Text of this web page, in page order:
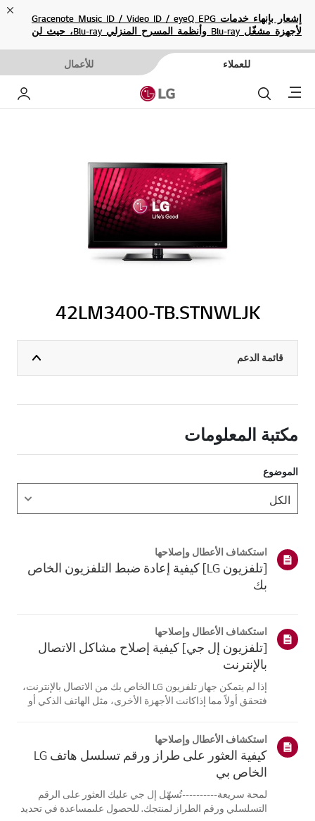
إشعار بإنهاء خدمات Gracenote Music ID / Video ID / eyeQ EPG
لأجهزة مشغّل Blu-ray وأنظمة المسرح المنزلي Blu-ray، حيث لن
للعملاء للأعمال
Menu بحث
42LM3400-TB.STNWLJK
قائمة الدعم
مكتبة المعلومات
الموضوع
استكشاف الأعطال وإصلاحها
[تلفزيون LG] كيفية إعادة ضبط التلفزيون الخاص
بك
استكشاف الأعطال وإصلاحها
[تلفزيون إل جي] كيفية إصلاح مشاكل الاتصال
بالإنترنت
إذا لم يتمكن جهاز تلفزيون LG الخاص بك من الاتصال بالإنترنت،
فتحقق أولاً مما إذاكانت الأجهزة الأخرى، مثل الهاتف الذكي أو
تكمن في جها...
استكشاف الأعطال وإصلاحها
كيفية العثور على طراز ورقم تسلسل هاتف LG
الخاص بي
لمحة سريعة----------تُسهّل إل جي عليك العثور على الرقم
التسلسلي ورقم الطراز لمنتجك. للحصول علىمساعدة في تحديد